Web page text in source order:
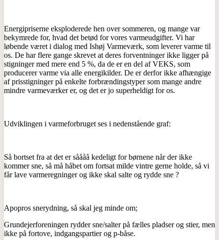
Energipriserne eksploderede hen over sommeren, og mange var
bekymrede for, hvad det betød for vores varmeudgifter. Vi har
løbende været i dialog med Ishøj Varmeværk, som leverer varme til
os. De har flere gange skrevet at deres forventninger ikke ligger på
stigninger med mere end 5 %, da de er en del af VEKS, som
producerer varme via alle energikilder. De er derfor ikke afhængige
af prisstigninger på enkelte forbrændingstyper som mange andre
mindre varmeværker er, og det er jo superheldigt for os.
Udviklingen i varmeforbruget ses i nedenstående graf:
Så bortset fra at det er såååå kedeligt for børnene når der ikke
kommer sne, så må håbet om fortsat milde vintre gerne holde, så vi
får lave varmeregninger og ikke skal salte og rydde sne ?
Apopros snerydning, så skal jeg minde om;
Grundejerforeningen rydder sne/salter på fælles pladser og stier, men
ikke på fortove, indgangspartier og p-båse.